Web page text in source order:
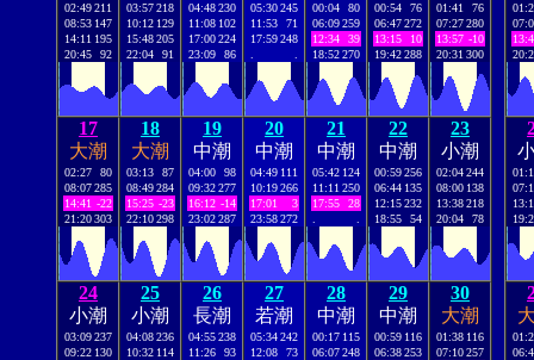
02:49211
08:53 147
14:11 195
20:45
92
03:57218
10:12 129
15:48205
22:04
91
04:48230
11:08 102
17:00224
23:09
86
05:30245
11:53
71
17:59248
00:04
80
06:09259
12:34
39
18:52270
00:54
76
06:47272
13:15
10
19:42288
01:41
76
07:27280
13:57 -10
20:31 300
17
大潮
02:27
80
08:07285
14:41 -22
21:20303
18
大潮
03:13
87
08:49284
15:25 -23
22:10298
19
中潮
04:00
98
09:32277
16:12 -14
23:02287
20
中潮
04:49 111
10:19266
17:01
3
23:58272
21
中潮
05:42 124
11:11 250
17:55
28
22
中潮
00:59256
06:44 135
12:15232
18:55
54
23
小潮
02:04244
08:00 138
13:38218
20:04
78
24
小潮
03:09237
09:22 130
25
小潮
04:08236
10:32 114
26
長潮
04:55238
11:26
93
27
若潮
05:34242
12:08
73
28
中潮
00:17 115
06:07248
29
中潮
00:59 116
06:38253
30
大潮
01:38 116
07:10257